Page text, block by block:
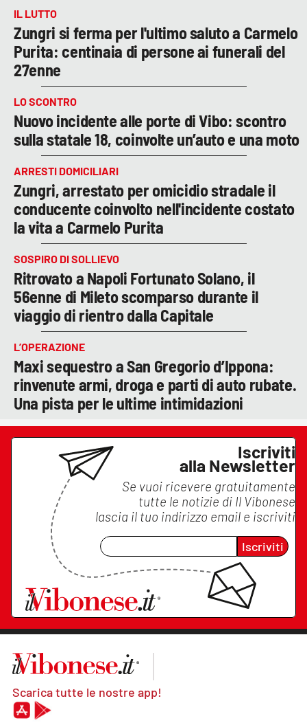
IL LUTTO
Zungri si ferma per l'ultimo saluto a Carmelo
Purita: centinaia di persone ai funerali del
27enne
LO SCONTRO
Nuovo incidente alle porte di Vibo: scontro
sulla statale 18, coinvolte un’auto e una moto
ARRESTI DOMICILIARI
Zungri, arrestato per omicidio stradale il
conducente coinvolto nell'incidente costato
la vita a Carmelo Purita
SOSPIRO DI SOLLIEVO
Ritrovato a Napoli Fortunato Solano, il
56enne di Mileto scomparso durante il
viaggio di rientro dalla Capitale
L’OPERAZIONE
Maxi sequestro a San Gregorio d’Ippona:
rinvenute armi, droga e parti di auto rubate.
Una pista per le ultime intimidazioni
Iscriviti
alla Newsletter
Se vuoi ricevere gratuitamente
tutte le notizie di Il Vibonese
lascia il tuo indirizzo email e iscriviti
Iscriviti
Scarica tutte le nostre app!